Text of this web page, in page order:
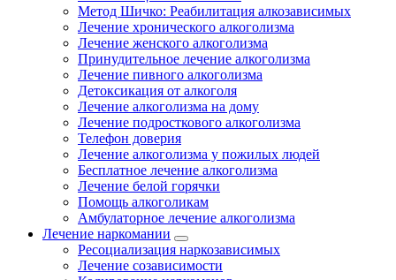
Метод Шичко: Реабилитация алкозависимых
Лечение хронического алкоголизма
Лечение женского алкоголизма
Принудительное лечение алкоголизма
Лечение пивного алкоголизма
Детоксикация от алкоголя
Лечение алкоголизма на дому
Лечение подросткового алкоголизма
Телефон доверия
Лечение алкоголизма у пожилых людей
Бесплатное лечение алкоголизма
Лечение белой горячки
Помощь алкоголикам
Амбулаторное лечение алкоголизма
Лечение наркомании
Ресоциализация наркозависимых
Лечение созависимости